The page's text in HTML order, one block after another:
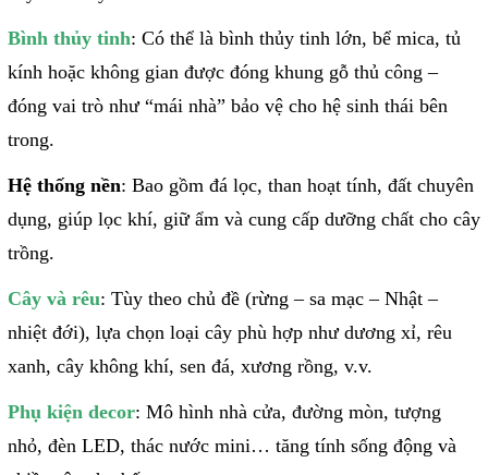
Bình thủy tinh: Có thể là bình thủy tinh lớn, bể mica, tủ
kính hoặc không gian được đóng khung gỗ thủ công –
đóng vai trò như “mái nhà” bảo vệ cho hệ sinh thái bên
trong.
Hệ thống nền: Bao gồm đá lọc, than hoạt tính, đất chuyên
dụng, giúp lọc khí, giữ ẩm và cung cấp dưỡng chất cho cây
trồng.
Cây và rêu: Tùy theo chủ đề (rừng – sa mạc – Nhật –
nhiệt đới), lựa chọn loại cây phù hợp như dương xỉ, rêu
xanh, cây không khí, sen đá, xương rồng, v.v.
Phụ kiện decor: Mô hình nhà cửa, đường mòn, tượng
nhỏ, đèn LED, thác nước mini… tăng tính sống động và